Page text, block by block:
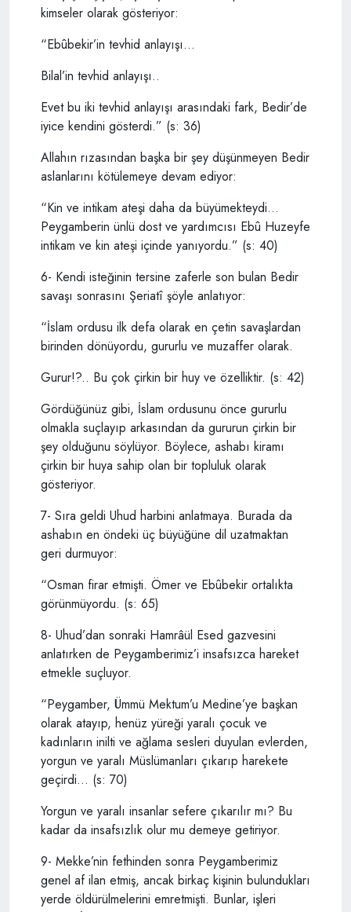
kimseler olarak gösteriyor:
“Ebûbekir’in tevhid anlayışı…
Bilal’in tevhid anlayışı..
Evet bu iki tevhid anlayışı arasındaki fark, Bedir’de
iyice kendini gösterdi.” (s: 36)
Allahın rızasından başka bir şey düşünmeyen Bedir
aslanlarını kötülemeye devam ediyor:
“Kin ve intikam ateşi daha da büyümekteydi…
Peygamberin ünlü dost ve yardımcısı Ebû Huzeyfe
intikam ve kin ateşi içinde yanıyordu.” (s: 40)
6- Kendi isteğinin tersine zaferle son bulan Bedir
savaşı sonrasını Şeriatî şöyle anlatıyor:
“İslam ordusu ilk defa olarak en çetin savaşlardan
birinden dönüyordu, gururlu ve muzaffer olarak.
Gurur!?.. Bu çok çirkin bir huy ve özelliktir. (s: 42)
Gördüğünüz gibi, İslam ordusunu önce gururlu
olmakla suçlayıp arkasından da gururun çirkin bir
şey olduğunu söylüyor. Böylece, ashabı kiramı
çirkin bir huya sahip olan bir topluluk olarak
gösteriyor.
7- Sıra geldi Uhud harbini anlatmaya. Burada da
ashabın en öndeki üç büyüğüne dil uzatmaktan
geri durmuyor:
“Osman firar etmişti. Ömer ve Ebûbekir ortalıkta
görünmüyordu. (s: 65)
8- Uhud’dan sonraki Hamrâül Esed gazvesini
anlatırken de Peygamberimiz’i insafsızca hareket
etmekle suçluyor.
“Peygamber, Ümmü Mektum’u Medine’ye başkan
olarak atayıp, henüz yüreği yaralı çocuk ve
kadınların inilti ve ağlama sesleri duyulan evlerden,
yorgun ve yaralı Müslümanları çıkarıp harekete
geçirdi… (s: 70)
Yorgun ve yaralı insanlar sefere çıkarılır mı? Bu
kadar da insafsızlık olur mu demeye getiriyor.
9- Mekke’nin fethinden sonra Peygamberimiz
genel af ilan etmiş, ancak birkaç kişinin bulundukları
yerde öldürülmelerini emretmişti. Bunlar, işleri